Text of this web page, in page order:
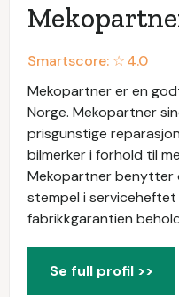
Smartscore: ☆4.0
Mekopartner er en
Norge. Mekopartner
prisgunstige
bilmerker i forhold til
Mekopartner benytter
stempel i
fabrikkgarantien
Se full profil >>